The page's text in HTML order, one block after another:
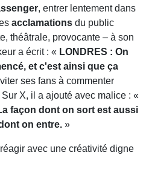
, entrer lentement dans
acclamations du public
théâtrale, provocante – à son
a écrit : « LONDRES : On
et c'est ainsi que ça
ses fans à commenter
X, il a ajouté avec malice : «
façon dont on sort est aussi
on entre. »
avec une créativité digne